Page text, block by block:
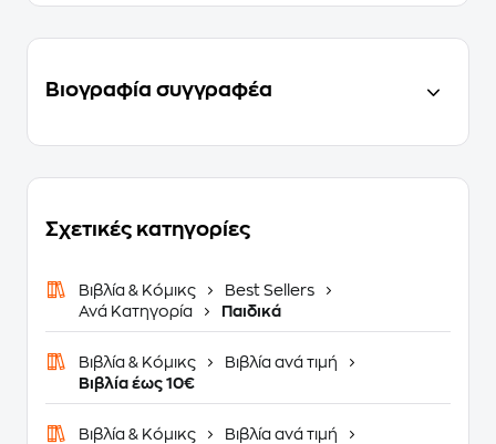
Βιογραφία συγγραφέα
Σχετικές κατηγορίες
Βιβλία & Κόμικς
Best Sellers
Ανά Κατηγορία
Παιδικά
Βιβλία & Κόμικς
Βιβλία ανά τιμή
Βιβλία έως 10€
Βιβλία & Κόμικς
Βιβλία ανά τιμή